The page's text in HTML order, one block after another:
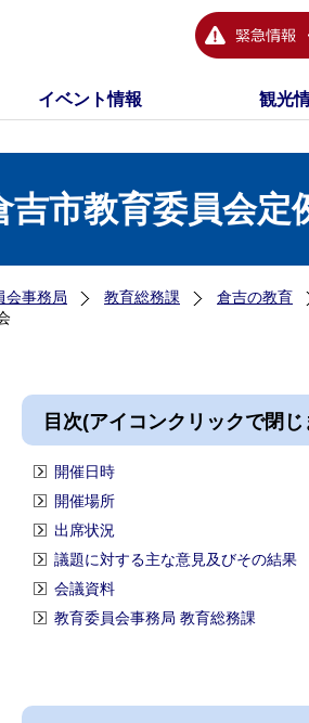
イベント情報 観光
吉市教育委員会定
会事務局 教育総務課 倉吉の教育
目次(アイコンクリックで閉じ
開催日時
開催場所
出席状況
議題に対する主な意見及びその結果
会議資料
教育委員会事務局 教育総務課